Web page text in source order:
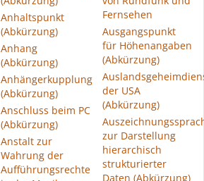
Anhaltspunkt
(Abkürzung)
Anhang
(Abkürzung)
Anhängerkupplung
(Abkürzung)
Anschluss beim PC
(Abkürzung)
Anstalt zur
Wahrung der
Aufführungsrechte
Fernsehen
Ausgangspunkt
für Höhenangaben
(Abkürzung)
der USA
(Abkürzung)
zur Darstellung
hierarchisch
strukturierter
Daten (Abkürzung)